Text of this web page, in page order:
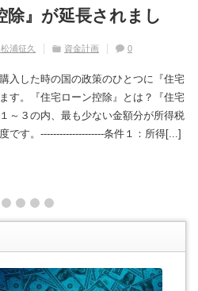
除』が延長されまし
浦征久 資金計画 0
入した時の国の政策のひとつに『住宅
す。『住宅ローン控除』とは？『住宅
～３の内、最も少ない金額分が所得税
です。--------------------条件１：所得[...]
めには？
浦征久 住宅の豆知識 家づくり
浦征久 住宅の豆知識 家づくり
浦征久
？
浦征久 住宅の豆知識
家づくり
1 2 3 4